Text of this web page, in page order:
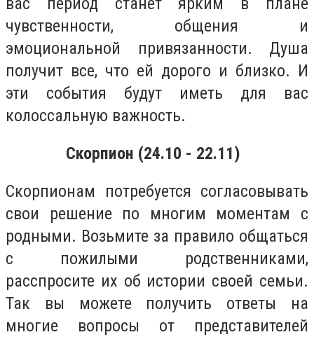
чувственности, общения и
эмоциональной привязанности. Душа
получит все, что ей дорого и близко. И
эти события будут иметь для вас
колоссальную важность.
Скорпион (24.10 - 22.11)
Скорпионам потребуется согласовывать
свои решение по многим моментам с
родными. Возьмите за правило общаться
с пожилыми родственниками,
расспросите их об истории своей семьи.
Так вы можете получить ответы на
многие вопросы от представителей